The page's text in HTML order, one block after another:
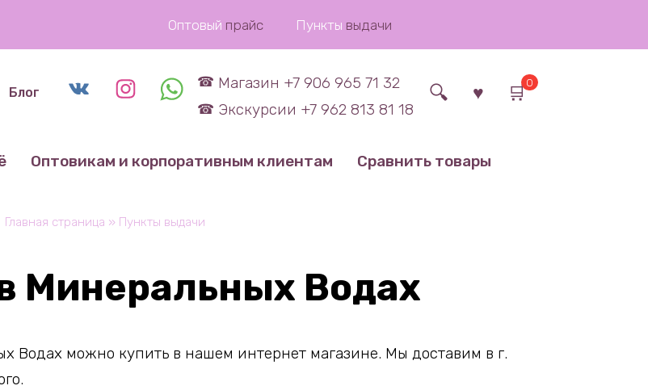
Оптовый прайс Пункты выдачи
Блог
Магазин +7 906 965 71 32
Экскурсии +7 962 813 81 18
0
Оптовикам и корпоративным клиентам Сравнить товары
Главная страница » Пункты выдачи
Минеральных Водах
Водах можно купить в нашем интернет магазине. Мы доставим в г.